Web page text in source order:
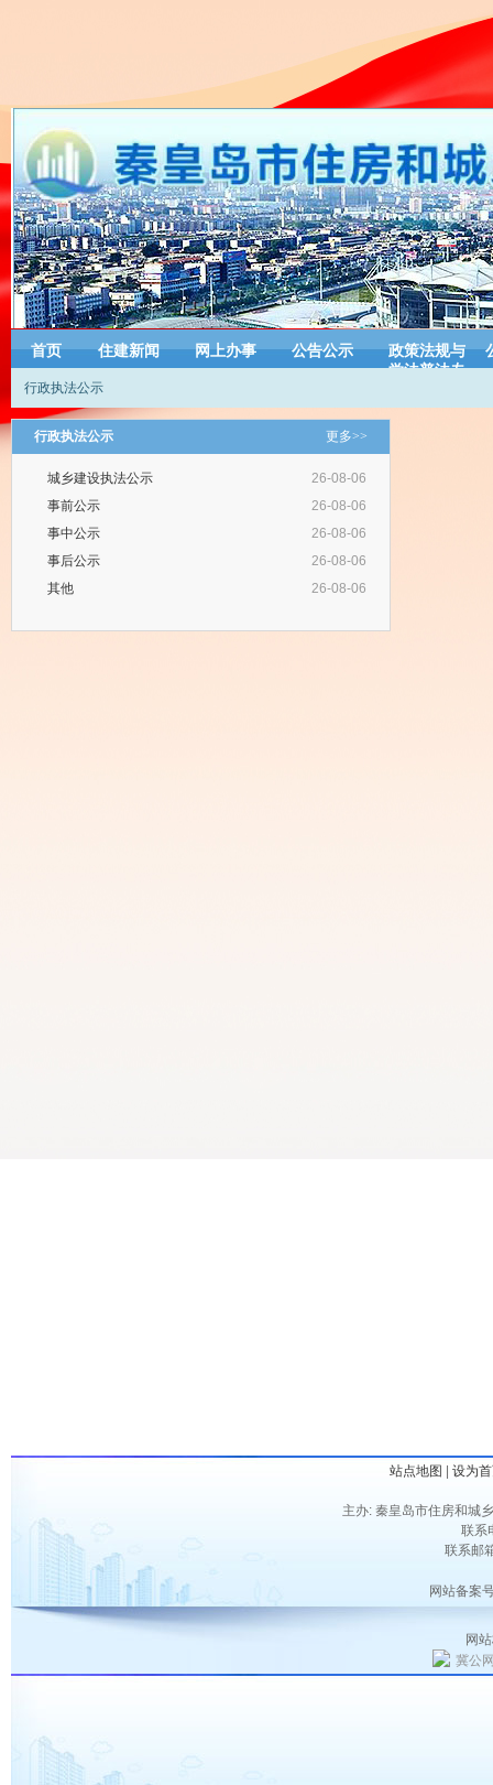
首页 住建新闻 网上办事 公告公示
政策法规与
学法普法专
行政执法公示
行政执法公示 更多>>
26-08-06
城乡建设执法公示
26-08-06
事前公示
26-08-06
事中公示
26-08-06
事后公示
26-08-06
其他
站点地图 设为
主办: 秦皇岛市住房和城
联系
联系邮
网站备案
网
冀公